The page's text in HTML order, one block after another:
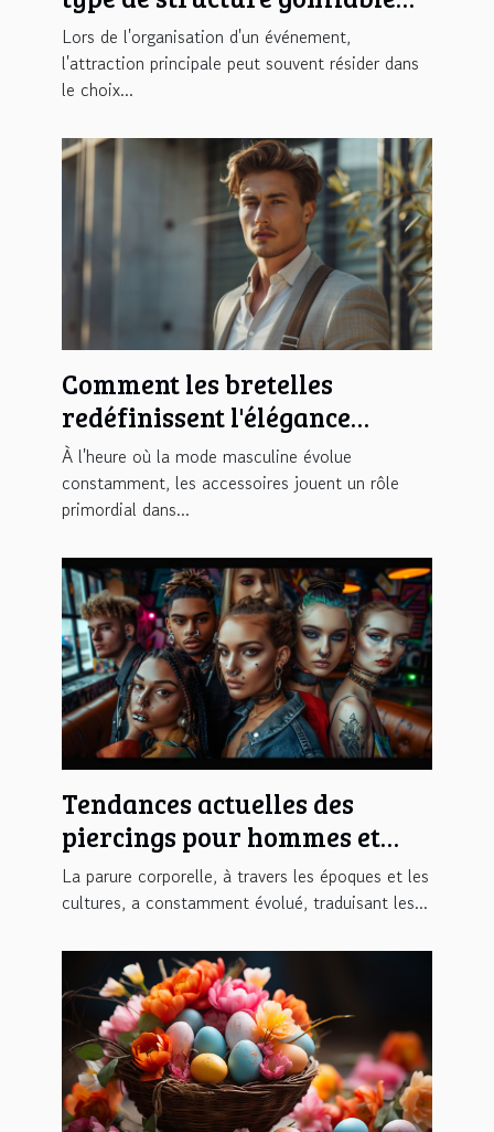
pour votre événement
Lors de l'organisation d'un événement,
l'attraction principale peut souvent résider dans
le choix...
Comment les bretelles
redéfinissent l'élégance
masculine moderne
À l'heure où la mode masculine évolue
constamment, les accessoires jouent un rôle
primordial dans...
Tendances actuelles des
piercings pour hommes et
femmes en cette saison
La parure corporelle, à travers les époques et les
cultures, a constamment évolué, traduisant les...